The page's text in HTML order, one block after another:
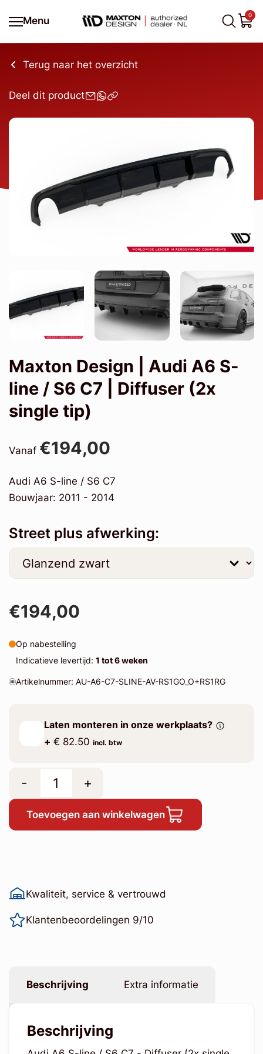
Menu
0
Terug naar het overzicht
Deel dit product
Maxton Design | Audi A6 S-
line / S6 C7 | Diffuser (2x
single tip)
Vanaf €194,00
Audi A6 S-line / S6 C7
Bouwjaar: 2011 - 2014
Street plus afwerking:
€194,00
Op nabestelling
Indicatieve levertijd: 1 tot 6 weken
Artikelnummer: AU-A6-C7-SLINE-AV-RS1GO_O+RS1RG
Laten monteren in onze werkplaats?
+ € 82.50 incl. btw
- +
Toevoegen aan winkelwagen
Kwaliteit, service & vertrouwd
Klantenbeoordelingen 9/10
Beschrijving Extra informatie
Beschrijving